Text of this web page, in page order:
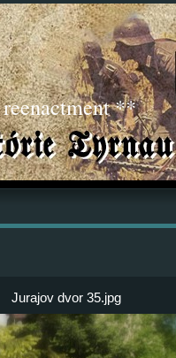
**
Jurajov dvor 35.jpg